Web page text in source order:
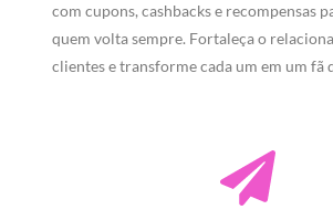
com cupons, cashbacks e recompensas
quem volta sempre. Fortaleça o
clientes e transforme cada um em um fã